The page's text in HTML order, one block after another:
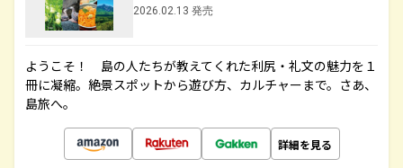
2026.02.13 発売
ようこそ！ 島の人たちが教えてくれた利尻・礼文の魅力を１
冊に凝縮。絶景スポットから遊び方、カルチャーまで。さあ、
島旅へ。
詳細を見る